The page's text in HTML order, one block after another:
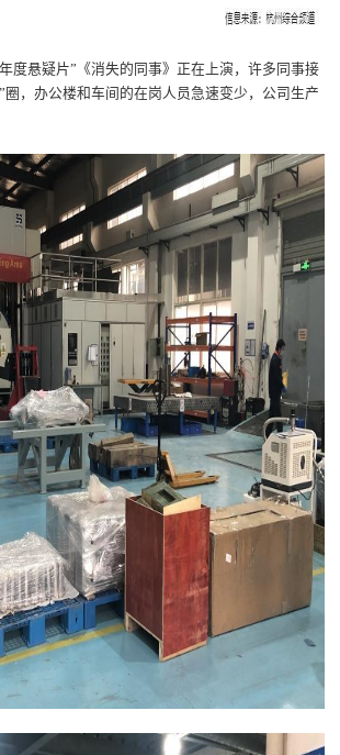
年度悬疑片”《消失的同事》 正在 上演，许多 同事接
”圈 ，办公楼和车间的在岗人员急速变少，公司生产